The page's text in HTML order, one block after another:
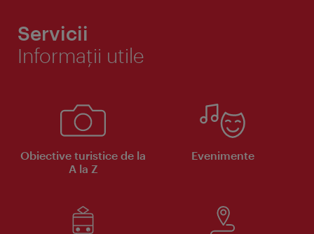
Servicii
Informaţii utile
Obiective turistice de la
A la Z
Evenimente